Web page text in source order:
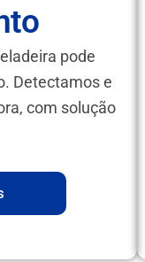
pode
Detectamos e
com solução